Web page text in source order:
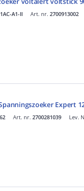
Art. nr. 2700913002
A1-II
Expert
Art. nr. 2700281039 Lev.